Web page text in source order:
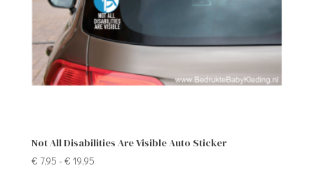
Not All Disabilities Are Visible Auto Sticker
€ 7,95 - € 19,95Prijsklasse: